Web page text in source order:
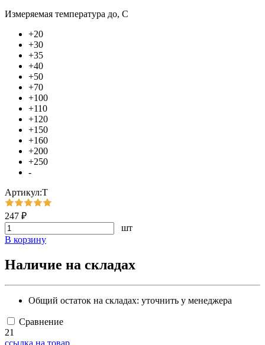
Измеряемая температура до, С
+20
+30
+35
+40
+50
+70
+100
+110
+120
+150
+160
+200
+250
-
Артикул:Т
247 ₽
шт
В корзину
Наличие на складах
Общий остаток на складах: уточнить у менеджера
Сравнение
21
ссылка на товар